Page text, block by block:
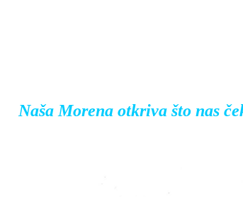
Naša Morena otkriva što nas